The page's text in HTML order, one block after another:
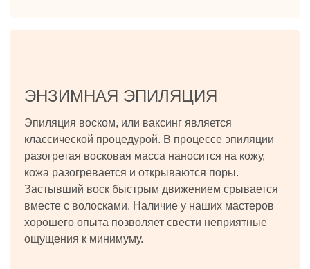
ЭНЗИМНАЯ ЭПИЛЯЦИЯ
Эпиляция воском, или ваксинг является
классической процедурой. В процессе эпиляции
разогретая восковая масса наносится на кожу,
кожа разогревается и открываются поры.
Застывший воск быстрым движением срывается
вместе с волосками. Наличие у наших мастеров
хорошего опыта позволяет свести неприятные
ощущения к минимуму.